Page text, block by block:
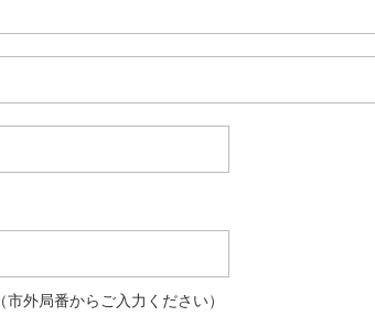
（市外局番からご入力ください）